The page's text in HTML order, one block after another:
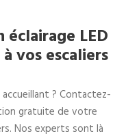
LED
vos escaliers
? Contactez-
gratuite de votre
Nos experts sont là